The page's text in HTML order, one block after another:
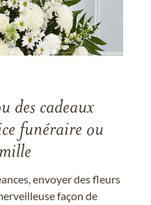
des cadeaux
funéraire ou
envoyer des fleurs
façon de